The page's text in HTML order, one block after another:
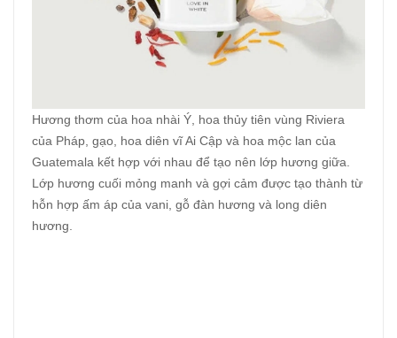
Hương thơm của hoa nhài Ý, hoa thủy tiên vùng Riviera
của Pháp, gạo, hoa diên vĩ Ai Cập và hoa mộc lan của
Guatemala kết hợp với nhau để tạo nên lớp hương giữa.
Lớp hương cuối mỏng manh và gợi cảm được tạo thành từ
hỗn hợp ấm áp của vani, gỗ đàn hương và long diên
hương.